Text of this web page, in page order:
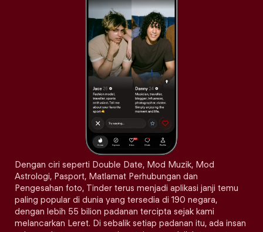
Dengan ciri seperti Double Date, Mod Muzik, Mod
Astrologi, Pasport, Matlamat Perhubungan dan
Pengesahan foto, Tinder terus menjadi aplikasi janji temu
paling popular di dunia yang tersedia di 190 negara,
dengan lebih 55 bilion padanan tercipta sejak kami
melancarkan Leret. Di sebalik setiap padanan itu, ada insan